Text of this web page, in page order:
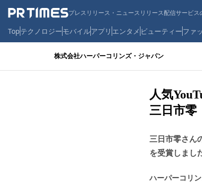
プレスリリース・ニュースリリース配信サービス
Topテクノロジーモバイルアプリ エンタメ ビューティーファ
株式会社ハーパーコリンズ・ジャパン
人気
三日市零
三日市零さん
を受賞しまし
ハーパーコリ